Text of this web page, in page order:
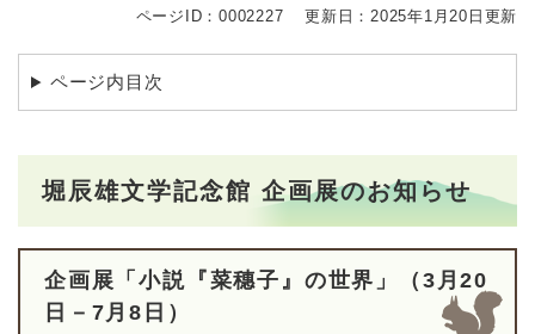
s
ページID：0002227 更新日：2025年1月20日更新
ページ内目次
堀辰雄文学記念館 企画展のお知らせ
企画展「小説『菜穗子』の世界」（ 3月20
日－7月8日）​